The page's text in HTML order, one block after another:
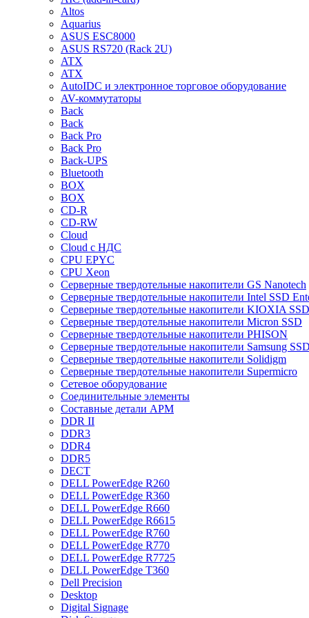
Altos
Aquarius
ASUS ESC8000
ASUS RS720 (Rack 2U)
ATX
ATX
AutoIDC и электронное торговое оборудование
AV-коммутаторы
Back
Back
Back Pro
Back Pro
Back-UPS
Bluetooth
BOX
BOX
CD-R
CD-RW
Cloud
Cloud с НДС
CPU EPYC
CPU Xeon
Cерверные твердотельные накопители GS Nanotech
Cерверные твердотельные накопители Intel SSD
Cерверные твердотельные накопители KIOXIA SSD
Cерверные твердотельные накопители Micron SSD
Cерверные твердотельные накопители PHISON
Cерверные твердотельные накопители Samsung
Cерверные твердотельные накопители Solidigm
Cерверные твердотельные накопители Supermicro
Cетевое оборудование
Cоединительные элементы
Cоставные детали АРМ
DDR II
DDR3
DDR4
DDR5
DECT
DELL PowerEdge R260
DELL PowerEdge R360
DELL PowerEdge R660
DELL PowerEdge R6615
DELL PowerEdge R760
DELL PowerEdge R770
DELL PowerEdge R7725
DELL PowerEdge T360
Dell Precision
Desktop
Digital Signage